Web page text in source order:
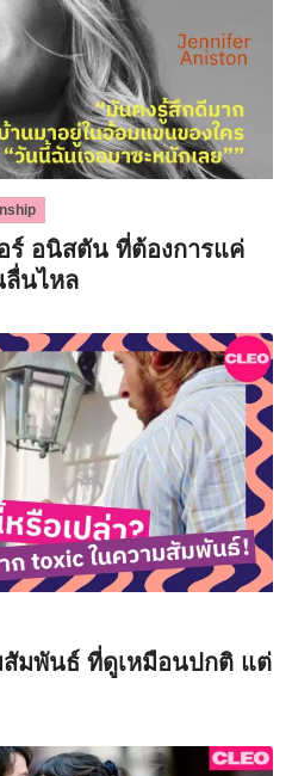
ร์ อนิสตัน ที่ต้องการแค่
นไหล
มพันธ์ ที่ดูเหมือนปกติ แต่